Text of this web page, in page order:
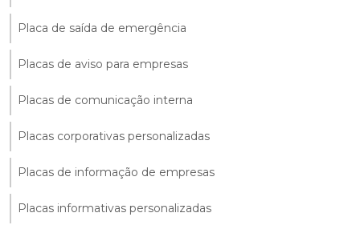
Placa de saída de emergência
Placas de aviso para empresas
Placas de comunicação interna
Placas corporativas personalizadas
Placas de informação de empresas
Placas informativas personalizadas